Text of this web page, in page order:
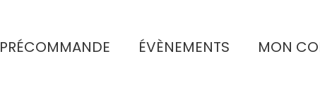
PRÉCOMMANDE ÉVÈNEMENTS MON